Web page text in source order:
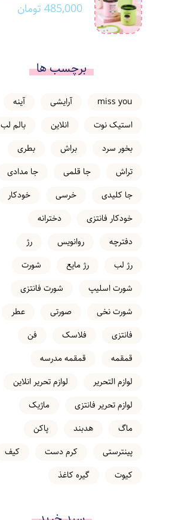
485,000 تومان
برچسب ها
miss you آرایشی
آینه
استیک نوت
انلاین
بالم لب
بخور سرد
براش
بطری
تراش
جا قلمی
جا مدادی
جا کلیدی
خرسی
خودکار
خودکار فانتزی
دخترانه
دفترچه
روانویس
رژ
رژ لب
رژ مایع
شورت
شورت اسلیپ
شورت فانتزی
شورت نخی
صورتی
عطر
فانتزی
فلاسک
فن
قمقمه
قمقمه مدرسه
لوازم التحریر
لوازم تحریر انلاین
لوازم تحریر فانتزی
ماژیک
ماگ
هدبند
پاکن
پینترستی
کرم دست
کیف
کیوت
گیره کاغذ